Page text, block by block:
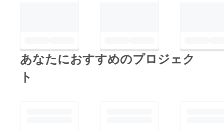
あなたにおすすめのプロジェク
ト